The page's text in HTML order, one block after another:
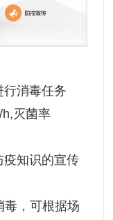
行消毒任务
/h,灭菌率
疫知识的宣传
毒，可根据场